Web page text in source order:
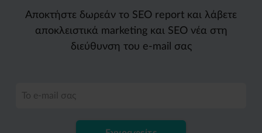
Αποκτήστε δωρεάν το SEO report και λάβετε
αποκλειστικά marketing και SEO νέα στη
διεύθυνση του e-mail σας
Το e-mail σας